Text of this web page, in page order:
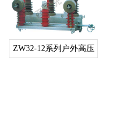
ZW32-12系列户外高压